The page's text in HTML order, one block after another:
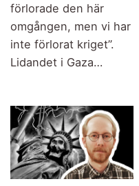
förlorade den här
omgången, men vi har
inte förlorat kriget”.
Lidandet i Gaza…